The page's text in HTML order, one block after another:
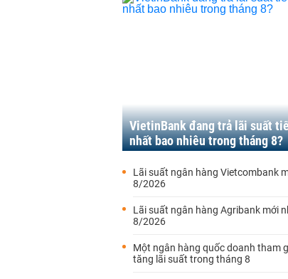
VietinBank đang trả lãi suất
nhất bao nhiêu trong tháng 8?
Lãi suất ngân hàng Vietcombank
8/2026
Lãi suất ngân hàng Agribank mới
8/2026
Một ngân hàng quốc doanh tham
tăng lãi suất trong tháng 8